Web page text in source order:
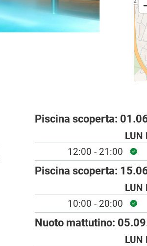
Piscina scoperta:
LUN
12:00 - 21:00
Piscina scoperta:
LUN
10:00 - 20:00
Nuoto mattutino:
LUN